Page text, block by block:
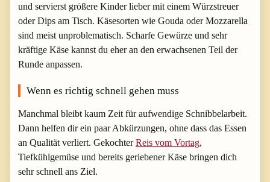
und servierst größere Kinder lieber mit einem Würzstreuer
oder Dips am Tisch. Käsesorten wie Gouda oder Mozzarella
sind meist unproblematisch. Scharfe Gewürze und sehr
kräftige Käse kannst du eher an den erwachsenen Teil der
Runde anpassen.
Wenn es richtig schnell gehen muss
Manchmal bleibt kaum Zeit für aufwendige Schnibbelarbeit.
Dann helfen dir ein paar Abkürzungen, ohne dass das Essen
an Qualität verliert. GekochterReis vom Vortag,
Tiefkühlgemüse und bereits geriebener Käse bringen dich
sehr schnell ans Ziel.